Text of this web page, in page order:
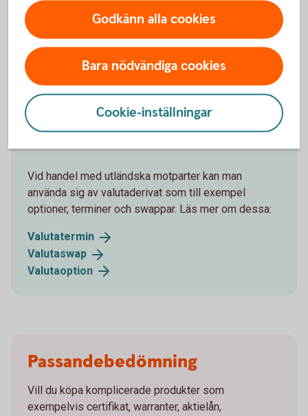
Fördel
– Vid en utställd/såld option erhåller kunden en
premie.
Nackdel– Vid en utställd/såld option har kunden har inga
rättigheter och förlustrisken kan vara obegränsad.
Vid handel med utländska motparter kan man
använda sig av valutaderivat som till exempel
optioner, terminer och swappar. Läs mer om dessa:
Valutatermin
Valutaswap
Valutaoption
Passandebedömning
Vill du köpa komplicerade produkter som
exempelvis certifikat, warranter, aktielån,
Godkänn alla cookies
Bara nödvändiga cookies
Cookie-inställningar